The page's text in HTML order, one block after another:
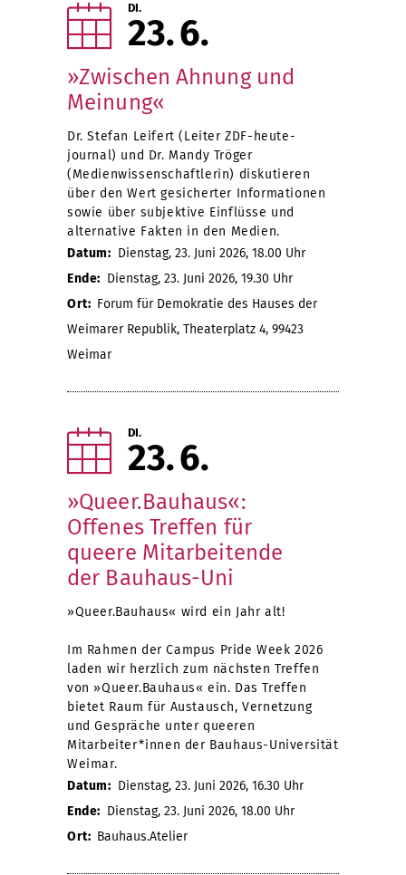
DI.
23 6
»Zwischen Ahnung und
Meinung«
Dr. Stefan Leifert (Leiter ZDF-heute-
journal) und Dr. Mandy Tröger
(Medienwissenschaftlerin) diskutieren
über den Wert gesicherter Informationen
sowie über subjektive Einflüsse und
alternative Fakten in den Medien.
Datum: Dienstag, 23. Juni 2026, 18.00 Uhr
Ende: Dienstag, 23. Juni 2026, 19.30 Uhr
Ort: Forum für Demokratie des Hauses der
Weimarer Republik, Theaterplatz 4, 99423
Weimar
DI.
23 6
»Queer.Bauhaus«:
Offenes Treffen für
queere Mitarbeitende
der Bauhaus-Uni
»Queer.Bauhaus« wird ein Jahr alt!
Im Rahmen der Campus Pride Week 2026
laden wir herzlich zum nächsten Treffen
von »Queer.Bauhaus« ein. Das Treffen
bietet Raum für Austausch, Vernetzung
und Gespräche unter queeren
Mitarbeiter*innen der Bauhaus-Universität
Weimar.
Datum: Dienstag, 23. Juni 2026, 16.30 Uhr
Ende: Dienstag, 23. Juni 2026, 18.00 Uhr
Ort: Bauhaus.Atelier